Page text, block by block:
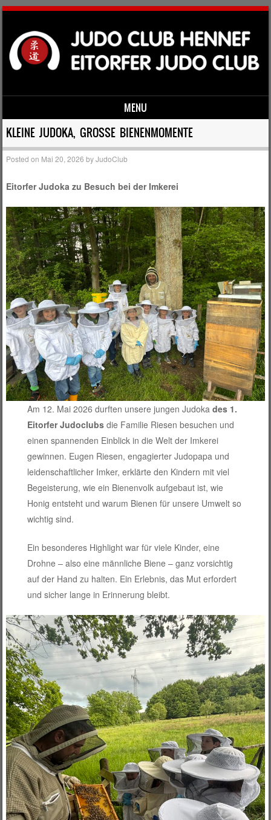
MENU
Skip to content
KLEINE JUDOKA, GROSSE BIENENMOMENTE
Posted on Mai 20, 2026 byJudoClub
Eitorfer Judoka zu Besuch bei der Imkerei
Am 12. Mai 2026 durften unsere jungen Judoka des 1.
Eitorfer Judoclubsdie Familie Riesen besuchen und
einen spannenden Einblick in die Welt der Imkerei
gewinnen. Eugen Riesen, engagierter Judopapa und
leidenschaftlicher Imker, erklärte den Kindern mit viel
Begeisterung, wie ein Bienenvolk aufgebaut ist, wie
Honig entsteht und warum Bienen für unsere Umwelt so
wichtig sind.
Ein besonderes Highlight war für viele Kinder, eine
Drohne – also eine männliche Biene – ganz vorsichtig
auf der Hand zu halten. Ein Erlebnis, das Mut erfordert
und sicher lange in Erinnerung bleibt.